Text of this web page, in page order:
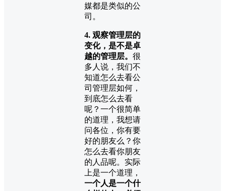
媒都是类似的公
司。
4. 观察管理层的
变化，是不是卓
越的管理层。 很
多人说，我们不
知道怎么去看公
司管理层如何，
到底怎么去看
呢？一个很简单
的道理，我想请
问各位，你有要
好的朋友么？你
怎么去看你朋友
的人品呢。实际
上是一个道理，
一个人是一个什